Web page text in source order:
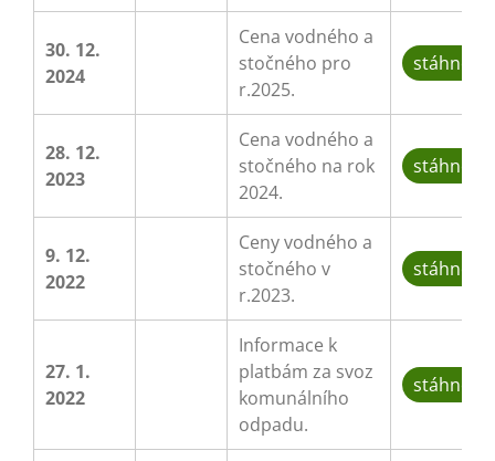
30. 12.
2024
Cena vodného a
stočného pro
r.2025.
stáhnout
28. 12.
2023
Cena vodného a
stočného na rok
2024.
stáhnout
9. 12.
2022
Ceny vodného a
stočného v
r.2023.
stáhnout
27. 1.
2022
Informace k
platbám za svoz
komunálního
odpadu.
stáhnout